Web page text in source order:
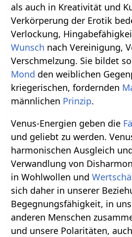
als auch in Kreativität und
Verkörperung der Erotik
Verlockung,
Wunsch nach Vereinigung,
Verschmelzung. Sie bildet
Mond den weiblichen
kriegerischen, fordernden
männlichen Prinzip.
Venus-Energien geben die
und geliebt zu werden.
harmonischen Ausgleich
Verwandlung von
in Wohlwollen und
sich daher in unserer
Begegnungsfähigkeit, in
anderen Menschen
und unsere Polaritäten,